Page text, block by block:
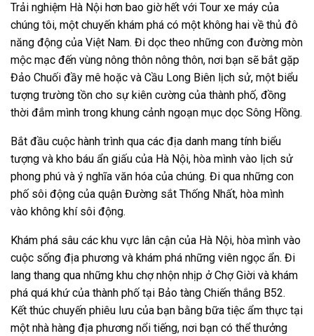
Trải nghiệm Hà Nội hơn bao giờ hết với Tour xe máy của
chúng tôi, một chuyến khám phá có một không hai về thủ đô
năng động của Việt Nam. Đi dọc theo những con đường mòn
mộc mạc đến vùng nông thôn nông thôn, nơi bạn sẽ bắt gặp
Đảo Chuối đầy mê hoặc và Cầu Long Biên lịch sử, một biểu
tượng trường tồn cho sự kiên cường của thành phố, đồng
thời đắm mình trong khung cảnh ngoạn mục dọc Sông Hồng.
Bắt đầu cuộc hành trình qua các địa danh mang tính biểu
tượng và kho báu ẩn giấu của Hà Nội, hòa mình vào lịch sử
phong phú và ý nghĩa văn hóa của chúng. Đi qua những con
phố sôi động của quận Đường sắt Thống Nhất, hòa mình
vào không khí sôi động.
Khám phá sâu các khu vực lân cận của Hà Nội, hòa mình vào
cuộc sống địa phương và khám phá những viên ngọc ẩn. Đi
lang thang qua những khu chợ nhộn nhịp ở Chợ Giời và khám
phá quá khứ của thành phố tại Bảo tàng Chiến thắng B52.
Kết thúc chuyến phiêu lưu của bạn bằng bữa tiệc ẩm thực tại
một nhà hàng địa phương nổi tiếng, nơi bạn có thể thưởng